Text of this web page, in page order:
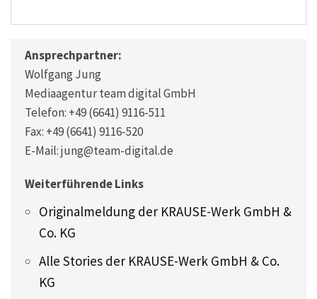
Ansprechpartner:
Wolfgang Jung
Mediaagentur team digital GmbH
Telefon: +49 (6641) 9116-511
Fax: +49 (6641) 9116-520
E-Mail: jung@team-digital.de
Weiterführende Links
Originalmeldung der KRAUSE-Werk GmbH &
Co. KG
Alle Stories der KRAUSE-Werk GmbH & Co.
KG